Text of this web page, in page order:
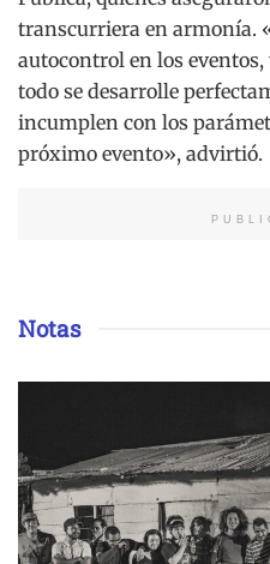
transcurriera en armonía.
autocontrol en los eventos,
todo se desarrolle
incumplen con los
próximo evento», advirtió.
Notas